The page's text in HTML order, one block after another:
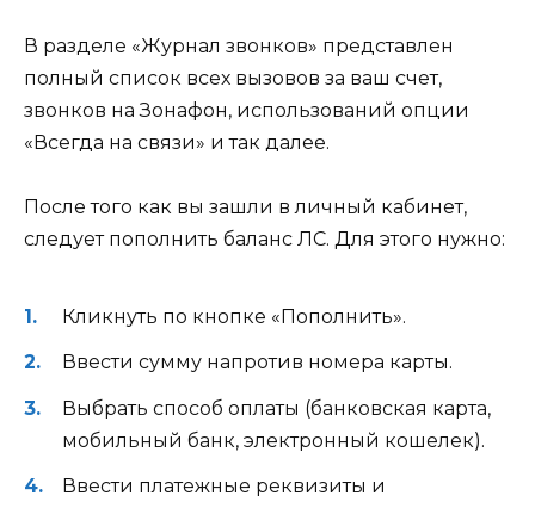
В разделе «Журнал звонков» представлен
полный список всех вызовов за ваш счет,
звонков на Зонафон, использований опции
«Всегда на связи» и так далее.
После того как вы зашли в личный кабинет,
следует пополнить баланс ЛС. Для этого нужно:
Кликнуть по кнопке «Пополнить».
Ввести сумму напротив номера карты.
Выбрать способ оплаты (банковская карта,
мобильный банк, электронный кошелек).
Ввести платежные реквизиты и